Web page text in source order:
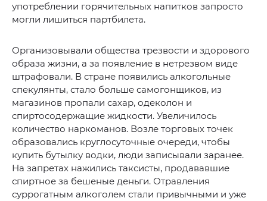
употреблении горячительных напитков запросто
могли лишиться партбилета.
Организовывали общества трезвости и здорового
образа жизни, а за появление в нетрезвом виде
штрафовали. В стране появились алкогольные
спекулянты, стало больше самогонщиков, из
магазинов пропали сахар, одеколон и
спиртосодержащие жидкости. Увеличилось
количество наркоманов. Возле торговых точек
образовались круглосуточные очереди, чтобы
купить бутылку водки, люди записывали заранее.
На запретах нажились таксисты, продававшие
спиртное за бешеные деньги. Отравления
суррогатным алкоголем стали привычными и уже